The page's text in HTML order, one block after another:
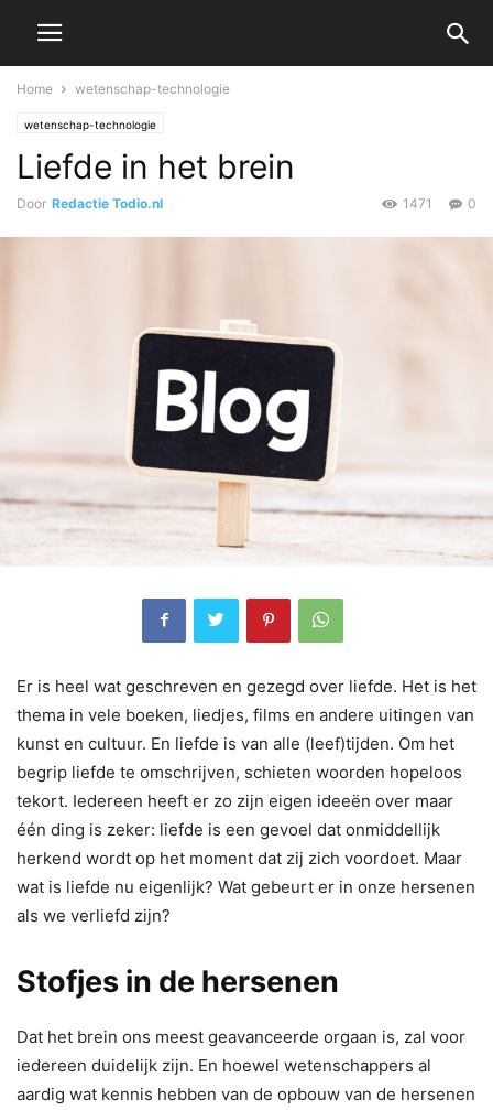
Home wetenschap-technologie
wetenschap-technologie
Liefde in het brein
Door Redactie Todio.nl 0
1471
Er is heel wat geschreven en gezegd over liefde. Het is het
thema in vele boeken, liedjes, films en andere uitingen van
kunst en cultuur. En liefde is van alle (leef)tijden. Om het
begrip liefde te omschrijven, schieten woorden hopeloos
tekort. Iedereen heeft er zo zijn eigen ideeën over maar
één ding is zeker: liefde is een gevoel dat onmiddellijk
herkend wordt op het moment dat zij zich voordoet. Maar
wat is liefde nu eigenlijk? Wat gebeurt er in onze hersenen
als we verliefd zijn?
Stofjes in de hersenen
Dat het brein ons meest geavanceerde orgaan is, zal voor
iedereen duidelijk zijn. En hoewel wetenschappers al
aardig wat kennis hebben van de opbouw van de hersenen